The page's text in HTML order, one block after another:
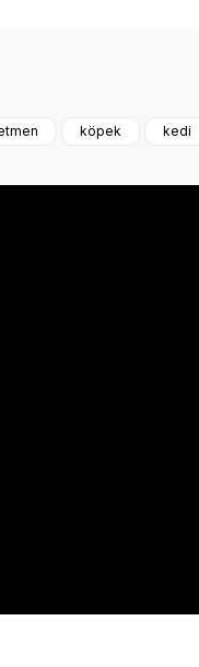
köpek kedi